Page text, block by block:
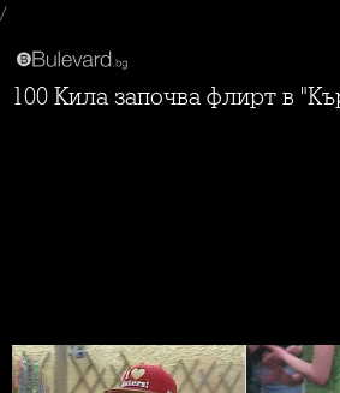
/
100 Кила започва флирт в